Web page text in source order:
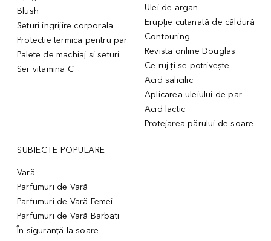
Blush
Seturi ingrijire corporala
Protectie termica pentru par
Palete de machiaj si seturi
Ser vitamina C
Ulei de argan
Erupție cutanată de căldură
Contouring
Revista online Douglas
Ce ruj ți se potrivește
Acid salicilic
Aplicarea uleiului de par
Acid lactic
Protejarea părului de soare
SUBIECTE POPULARE
Vară
Parfumuri de Vară
Parfumuri de Vară Femei
Parfumuri de Vară Barbati
În siguranță la soare